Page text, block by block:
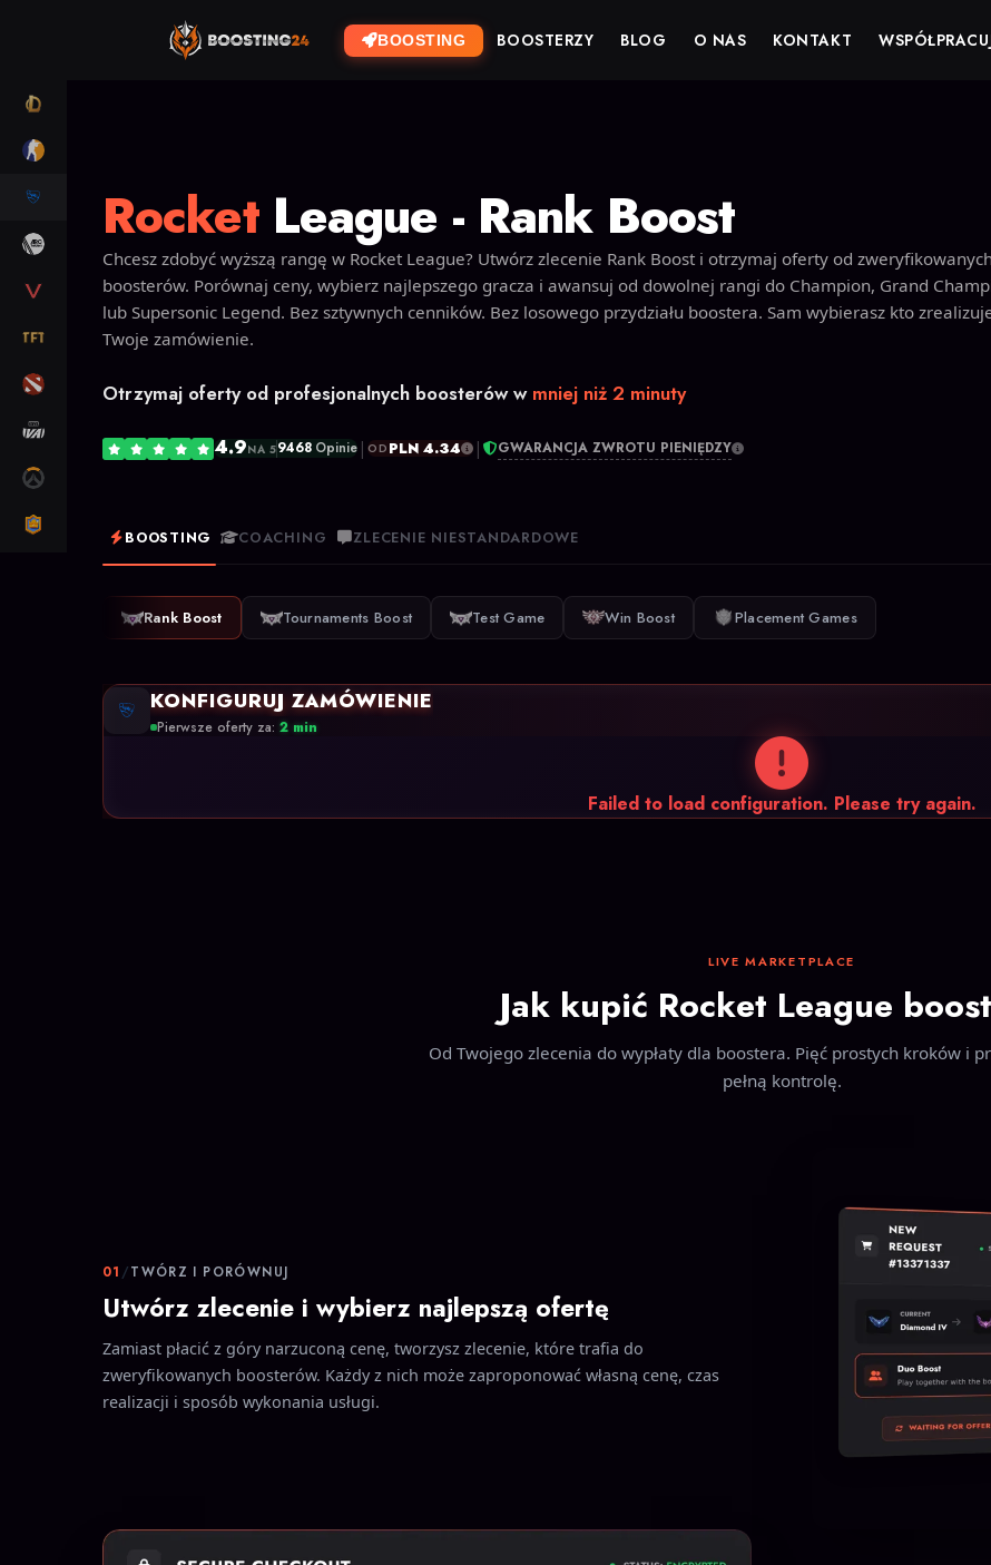
VALORANT
DOTA 2
CLASH ROYALE
BOOSTING BOOSTERZY BLOG O NAS KONTAKT
RocketLeague - Rank Boost
Chcesz zdobyć wyższą rangę w Rocket League? Utwórz zlecenie Rank Boost i otrzymaj oferty od
boosterów. Porównaj ceny, wybierz najlepszego gracza i awansuj od dowolnej rangi do Champion, Grand
lub Supersonic Legend. Bez sztywnych cenników. Bez losowego przydziału boostera. Sam wybierasz kto
Twoje zamówienie.
Otrzymaj oferty od profesjonalnych boosterów w mniej niż 2 minuty
4.9NA 59468 Opinie |OD PLN 4.34 | GWARANCJA ZWROTU PIENIĘDZY
BOOSTING COACHING ZLECENIE NIESTANDARDOWE
Rank Boost Tournaments Boost Test Game Win Boost Placement Games
KONFIGURUJ ZAMÓWIENIE
Pierwsze oferty za: 2 min
Failed to load configuration. Please try again.
LIVE MARKETPLACE
Jak kupić Rocket League
Od Twojego zlecenia do wypłaty dla boostera. Pięć prostych kroków i
pełną kontrolę.
01 /TWÓRZ I PORÓWNUJ
Utwórz zlecenie i wybierz najlepszą ofertę
Zamiast płacić z góry narzuconą cenę, tworzysz zlecenie, które trafia do
zweryfikowanych boosterów. Każdy z nich może zaproponować własną cenę, czas
realizacji i sposób wykonania usługi.